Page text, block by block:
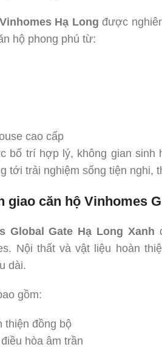
Hạ Long được
hộ phong phú từ:
cao cấp
bố trí hợp lý, không gian sinh
tới trải nghiệm sống tiện nghi,
giao căn hộ Vinhomes
Global Gate Hạ Long Xanh
Nội thất và vật liệu hoàn
dài.
gồm:
thiện đồng bộ
hòa âm trần